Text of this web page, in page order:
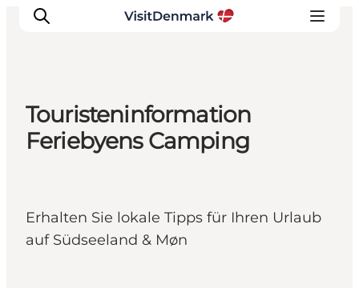
Inspiration
Regionen
Reiseplanung
Touristeninformation
Feriebyens Camping
Erhalten Sie lokale Tipps für Ihren Urlaub
auf Südseeland & Møn